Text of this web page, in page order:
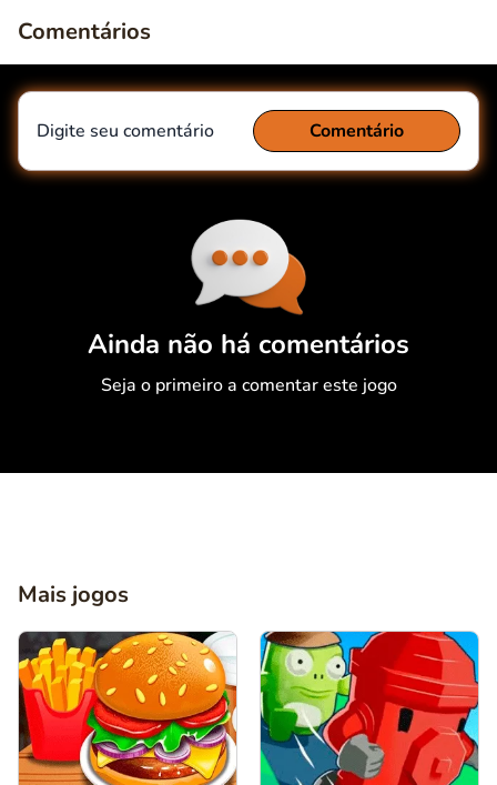
Comentários
Ainda não há comentários
Seja o primeiro a comentar este jogo
Digite seu comentário Comentário
Mais jogos